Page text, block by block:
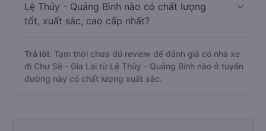
Lệ Thủy - Quảng Bình nào có chất lượng
tốt, xuất sắc, cao cấp nhất?
Trả lời: Tạm thời chưa đủ review để đánh giá có nhà xe
đi Chư Sê - Gia Lai từ Lệ Thủy - Quảng Bình nào ở tuyến
đường này có chất lượng xuất sắc.